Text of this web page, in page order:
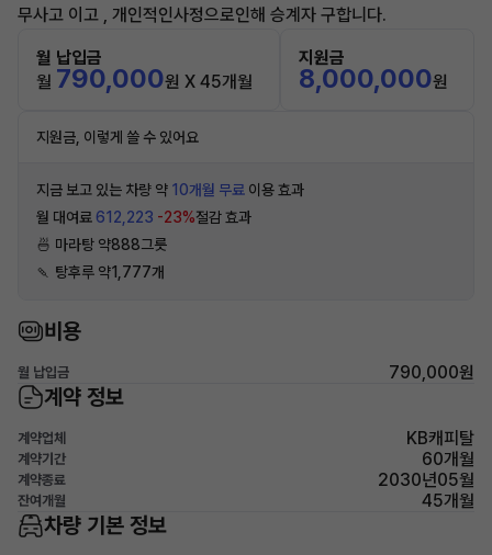
무사고 이고 , 개인적인사정으로인해 승계자 구합니다.
월 납입금
월 790,000원 X 45개월
지원금
8,000,000원
지원금, 이렇게 쓸 수 있어요
지금 보고 있는 차량 약 10개월 무료 이용 효과
월 대여료 612,223 -23%절감 효과
🍜 마라탕 약888그릇
🍡 탕후루 약1,777개
비용
월 납입금 790,000원
계약 정보
계약업체 KB캐피탈
계약기간 60개월
계약종료 2030년05월
잔여개월 45개월
차량 기본 정보